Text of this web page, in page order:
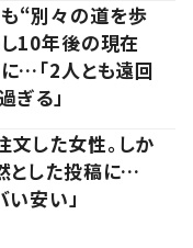
“別々の道を歩
10年後の現在
…「2人とも遠回
ぎる」
文した女性。しか
とした投稿に…
い安い」